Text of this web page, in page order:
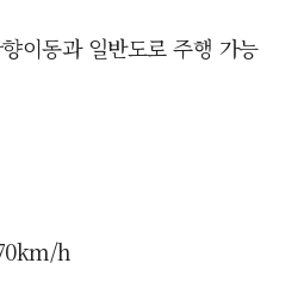
이동과 일반도로 주행 가능
h